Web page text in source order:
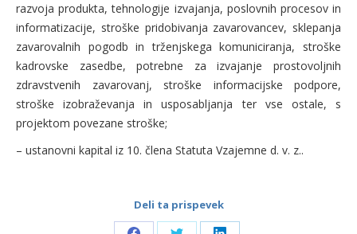
razvoja produkta, tehnologije izvajanja, poslovnih procesov in
informatizacije, stroške pridobivanja zavarovancev, sklepanja
zavarovalnih pogodb in trženjskega komuniciranja, stroške
kadrovske zasedbe, potrebne za izvajanje prostovoljnih
zdravstvenih zavarovanj, stroške informacijske podpore,
stroške izobraževanja in usposabljanja ter vse ostale, s
projektom povezane stroške;
– ustanovni kapital iz 10. člena Statuta Vzajemne d. v. z..
Deli ta prispevek